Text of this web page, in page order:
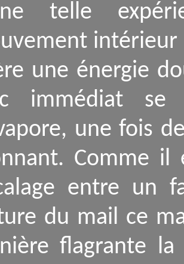
telle
intérieur
une énergie
immédiat se
une fois
Comme il
entre un
du mail ce
flagrante